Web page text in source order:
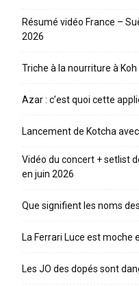
Résumé vidéo France –
2026
Triche à la nourriture à Koh
Azar : c’est quoi cette
Lancement de Kotcha
Vidéo du concert + setlist
en juin 2026
Que signifient les noms
La Ferrari Luce est moche
Les JO des dopés sont